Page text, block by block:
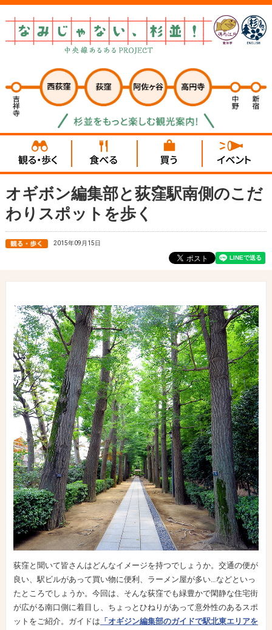
オギボン編集部と荻窪駅南側のこだ
わりスポットを歩く
2015年09月15日
荻窪と聞いて皆さんはどんなイメージを持つでしょうか。交通の便が
良い、駅ビルがあって買い物に便利、ラーメン屋が多い…などといっ
たところでしょうか。今回は、そんな荻窪でも緑豊かで閑静な住宅街
が広がる南口側に着目し、ちょっとひねりがあって意外性のあるスポ
ットをご紹介。ガイドは 「オギジン編集部のガイドで駅北東エリアを